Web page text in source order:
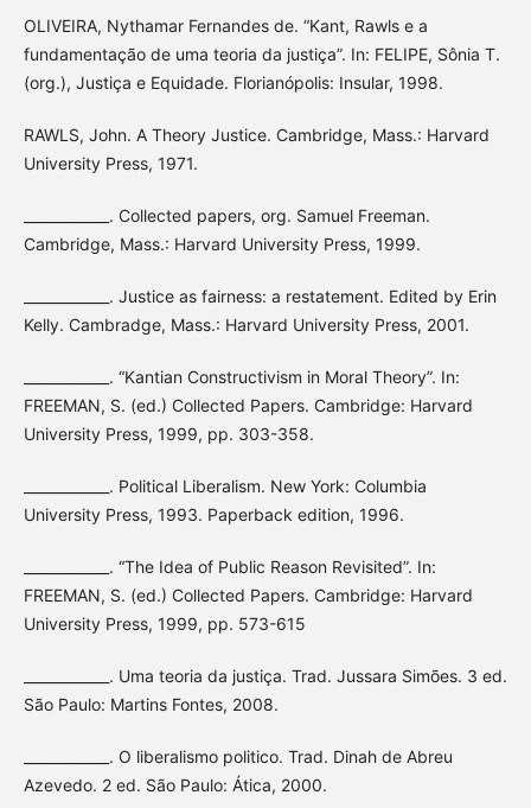
OLIVEIRA, Nythamar Fernandes de. “Kant, Rawls e a
fundamentação de uma teoria da justiça”. In: FELIPE, Sônia T.
(org.), Justiça e Equidade. Florianópolis: Insular, 1998.
RAWLS, John. A Theory Justice. Cambridge, Mass.: Harvard
University Press, 1971.
____________. Collected papers, org. Samuel Freeman.
Cambridge, Mass.: Harvard University Press, 1999.
____________. Justice as fairness: a restatement. Edited by Erin
Kelly. Cambradge, Mass.: Harvard University Press, 2001.
____________. “Kantian Constructivism in Moral Theory”. In:
FREEMAN, S. (ed.) Collected Papers. Cambridge: Harvard
University Press, 1999, pp. 303-358.
____________. Political Liberalism. New York: Columbia
University Press, 1993. Paperback edition, 1996.
____________. “The Idea of Public Reason Revisited”. In:
FREEMAN, S. (ed.) Collected Papers. Cambridge: Harvard
University Press, 1999, pp. 573-615
____________. Uma teoria da justiça. Trad. Jussara Simões. 3 ed.
São Paulo: Martins Fontes, 2008.
____________. O liberalismo politico. Trad. Dinah de Abreu
Azevedo. 2 ed. São Paulo: Ática, 2000.